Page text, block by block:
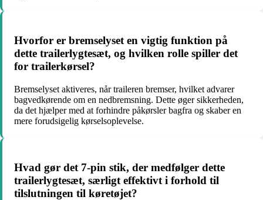
Hvorfor er bremselyset en vigtig funktion på
dette trailerlygtesæt, og hvilken rolle spiller det
for trailerkørsel?
Bremselyset aktiveres, når traileren bremser, hvilket advarer
bagvedkørende om en nedbremsning. Dette øger sikkerheden,
da det hjælper med at forhindre påkørsler bagfra og skaber en
mere forudsigelig kørselsoplevelse.
Hvad gør det 7-pin stik, der medfølger dette
trailerlygtesæt, særligt effektivt i forhold til
tilslutningen til køretøjet?